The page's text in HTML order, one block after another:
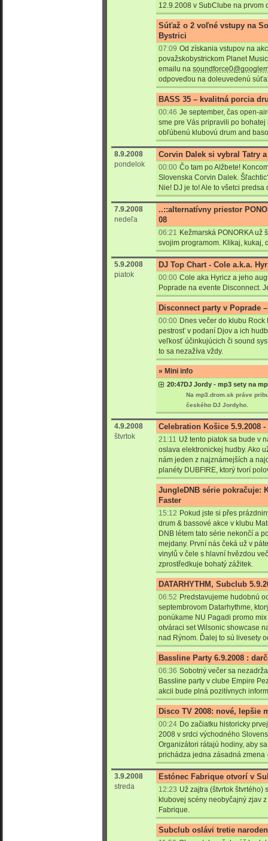
12.9.2008 v SubClube na prvom
Súťaž o 2 voľné vstupy na
Bystrici
07:09 Od získania vstupov na
považskobystrickom Planet
emailu na
odpoveďou na doleuvedenú
BASS 35 – kvalitná porcia
00:46 Je september, čas open-
sme pre Vás pripravili po
obľúbenú klubovú drum and
8.9.2008
pondelok
Corvin Dalek si vybral Tatry
00:00 Čo tam po Alžbete!
Slovenska Corvin Dalek.
Nie! DJ je to! Ale to všetci predsa
7.9.2008
nedeľa
..::alternatívny priestor
08
06:21 Kežmarská PONORKA už
svojim programom. Klikaj, kukaj,
5.9.2008
piatok
DJ Top Chart - Cole a.k.a.
00:00 Cole aka Hyricz a jeho
Poprade na evente Disconnect.
Disconnect party v Poprade
00:00 Dnes večer do klubu
pestrosť v podaní Djov a ich
veľkosť účinkujúcich či sound
to sa nezažíva vždy.
» Mini info
20:47DJ Jordy - mp3 sety na
Na mp3.drom.sk práve
českého DJ Jordyho.
4.9.2008
štvrtok
Celebration Košice 5.9.2008
21:11 Už tento piatok sa bude v
oslava elektronickej hudby. Ako
nám jeden z najznámejších a
planéty DUBFIRE, ktorý tvorí
JungleDNB série pokračuje:
Faster
15:12 Pokud jste si přes
drum & bassové akce v klubu
DNB létem tato série nekončí a
mejdany. První nás čeká už v
vinylů v čele s hlavní hvězdou
zprostředkuje bohatý zážitek.
DATARHYTHM, Subclub
06:52 Predstavujeme hudobnú
septembrovom Datarhythme,
ponúkame NU Pagadi promo
otváraci set Wilsonic showcase
nad Rýnom. Ďalej to sú livesety
Bassline Party 6.9.2008 :
06:36 Sobotný večer sa
Bassline party v clube Empire
akcii bude plná pozitívnych
Disco TV 2008: nové, lepšie
00:24 Do začiatku historicky
2008 v srdci východného
Organizátori rátajú hodiny, aby
prichádza jedna zásadná zmena
3.9.2008
streda
Estónec Fabrique otvorí v
12:23 Už zajtra (štvrtok štvrtého)
klubovej scény neobyčajný zjav
Fabrique.
Subclub oslávi tretie